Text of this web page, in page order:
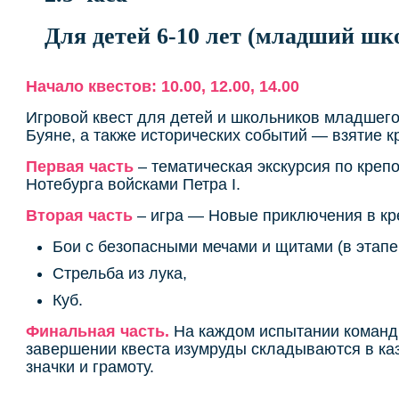
Для детей 6-10 лет (младший
Начало квестов: 10.00, 12.00, 14.00
Игровой квест для детей и школьников
Буяне, а также исторических событий — взятие
Первая часть– тематическая экскурсия по
Нотебурга войсками Петра I.
Вторая часть– игра — Новые приключения в
Бои с безопасными мечами и щитами (в
Стрельба из лука,
Куб.
Финальная часть. На каждом испытании
завершении квеста изумруды складываются в
значки и грамоту.